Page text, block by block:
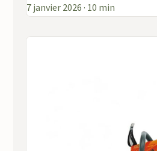
7 janvier 2026 · 10 min